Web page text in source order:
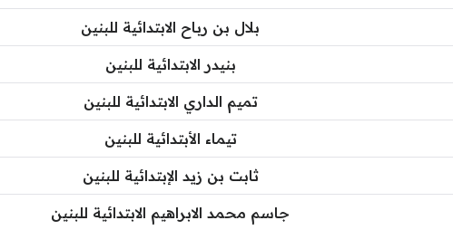
بلال بن رباح الابتدائية للبنين
بنيدر الابتدائية للبنين
تميم الداري الابتدائية للبنين
تيماء الأبتدائية للبنين
ثابت بن زيد الإبتدائية للبنين
جاسم محمد الابراهيم الابتدائية للبنين